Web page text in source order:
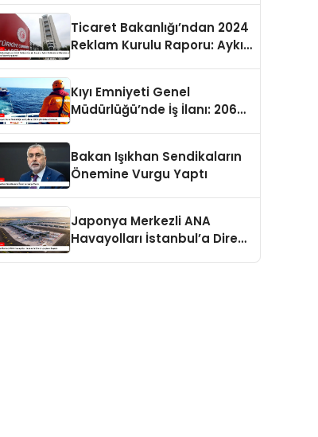
Ticaret Bakanlığı’ndan 2024
Reklam Kurulu Raporu: Aykırı
Kıyı Emniyeti Genel
Müdürlüğü’nde İş İlanı: 206
Bakan Işıkhan Sendikaların
Önemine Vurgu Yaptı
Japonya Merkezli ANA
Havayolları İstanbul’a Direkt